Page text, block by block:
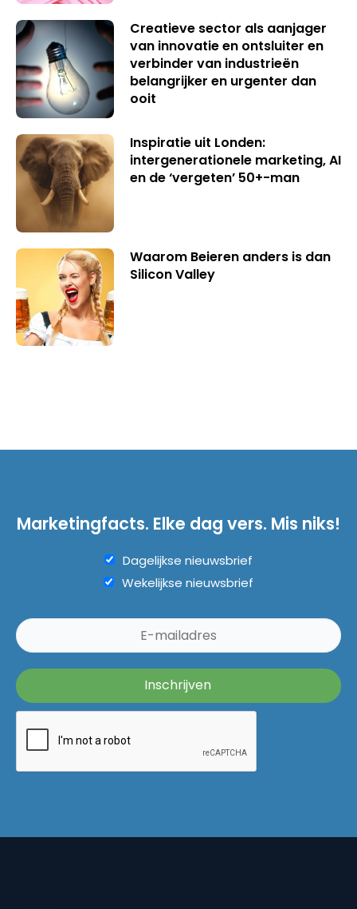
Creatieve sector als aanjager
van innovatie en ontsluiter en
verbinder van industrieën
belangrijker en urgenter dan
ooit
Inspiratie uit Londen:
intergenerationele marketing, AI
en de ‘vergeten’ 50+-man
Waarom Beieren anders is dan
Silicon Valley
Marketingfacts. Elke dag vers. Mis niks!
Dagelijkse nieuwsbrief
Wekelijkse nieuwsbrief